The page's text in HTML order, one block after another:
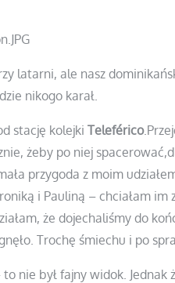
latarni, ale nasz
nikogo karał.
stację kolejki Teleférico
żeby po niej
przygoda z moim
i Pauliną – chciałam im
że dojechaliśmy do
Trochę śmiechu i po
nie był fajny widok.